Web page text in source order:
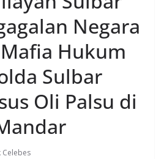
Negara
Hukum
Sulbar
Oli Palsu di
Celebes